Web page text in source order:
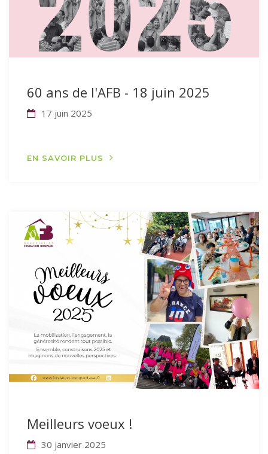
60 ans de l'AFB - 18 juin 2025
17 juin 2025
EN SAVOIR PLUS
Meilleurs voeux !
30 janvier 2025